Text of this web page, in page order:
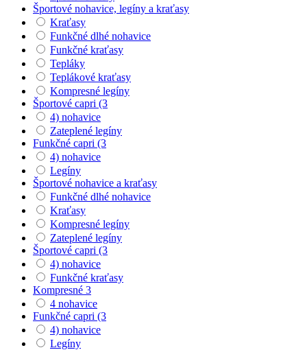
Športové nohavice, legíny a kraťasy
Kraťasy
Funkčné dlhé nohavice
Funkčné kraťasy
Tepláky
Teplákové kraťasy
Kompresné legíny
Športové capri (3
4) nohavice
Zateplené legíny
Funkčné capri (3
4) nohavice
Legíny
Športové nohavice a kraťasy
Funkčné dlhé nohavice
Kraťasy
Kompresné legíny
Zateplené legíny
Športové capri (3
4) nohavice
Funkčné kraťasy
Kompresné 3
4 nohavice
Funkčné capri (3
4) nohavice
Legíny